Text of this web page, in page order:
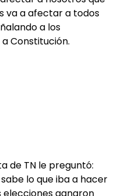
va a afectar a todos
a los
Constitución.
de TN le preguntó:
lo que iba a hacer